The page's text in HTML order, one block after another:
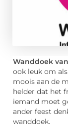
Wanddoek
ook leuk om
moois aan de
helder dat het
iemand moet
ander feest
wanddoek.